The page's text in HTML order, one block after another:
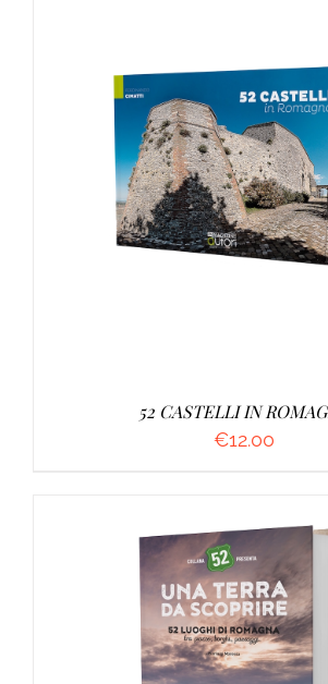
AGGIUNGI AL CARRELLO /
52 CASTELLI IN
€12.00